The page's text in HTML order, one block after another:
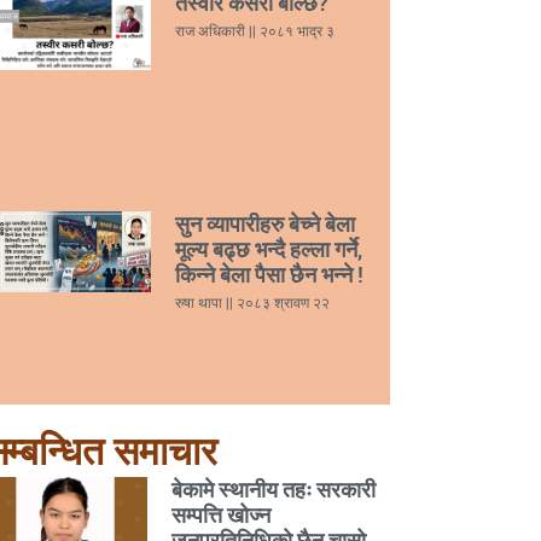
राज अधिकारी २०८१ भाद्र ३
सुन व्यापारीहरु बेच्ने बेला
मूल्य बढ्छ भन्दै हल्ला गर्ने,
किन्ने बेला पैसा छैन भन्ने !
रुषा थापा २०८३ श्रावण २२
समाचार
बेकामे स्थानीय तहः सरकारी
सम्पत्ति खोज्न